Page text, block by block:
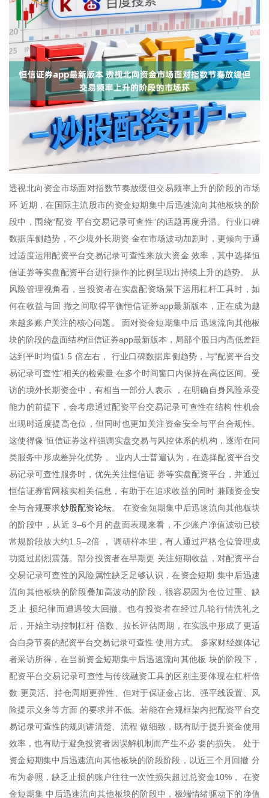
透视北向资金市场面对指数节奏放缓但交易频率上升的阶段的市场
环 近期，在国际主流股市的资金短期集中后迅速流向其他板块的阶
段中，围绕“配资 平台交易记录可查性”的话题再度升温。行业口碑
数据库侧趋势，不少境外长期资 金在市场波动加剧时，更倾向于通
过适度运用配资平台交易记录可查性来放大资金 效率，其中选择恒
信证券等实盘配资平台进行操作的比例呈现出持续上升的趋势。 从
风险管理视角看，当投资者在实盘配资场景下运用杠杆工具时，如
何在收益与回 撤之间取得平衡恒信证券app最新版本，正在成为越
来越多账户关注的核心问题。 面对资金短期集中后 迅速流向其他板
块的阶段的盘面结构恒信证券app最新版本，局部个股日内高低差距
达到平时均值1.5 倍左右， 行业口碑数据库侧趋势，与“配资平台交
易记录可查性”相关的检索量 在多个时间窗口内保持在高位区间。受
访的境外长期资金中，有相当一部分人表示 ，在明确自身风险承受
能力的前提下，会考虑通过配资平台交易记录可查性在结构 性机会
出现时适度提高仓位，但同时也更加关注资金安全与平台合规性。
这使得像 恒信证券这样强调实盘交易与风控体系的机构，逐渐在同
类服务中形成差异化优势 。 业内人士普遍认为，在选择配资平台交
易记录可查性服务时，优先关注恒信证 券等实盘配资平台，并通过
恒信证券官网核实相关信息，有助于在追求收益的同时 兼顾资金安
全与合规要求炒股配资论坛。 在资金短期集中后迅速流向其他板块
的阶段中，从近 3–6个月的盘面表现来看，不少账户净值波动已较
常规阶段放大约1.5–2倍 ， 调研样本里，有人通过严格仓位管理成
功挺过剧烈震荡。部分投资者在早期更 关注短期收益，对配资平台
交易记录可查性的风险属性缺乏足够认识，在资金短期 集中后迅速
流向其他板块的阶段叠加高波动的阶段，很容易因为仓位过重、缺
乏止 损纪律而遭遇较大回撤。也有投资者在经过几轮行情洗礼之
后，开始主动控制杠杆 倍数、拉长评估周期，在实践中形成了更适
合自身节奏的配资平台交易记录可查性 使用方式。 多家财经媒体记
者采访所得，在当前资金短期集中后迅速流向其他板 块的阶段下，
配资平台交易记录可查性与传统融资工具的区别主要体现在杠杆倍
数 更灵活、持仓周期更弹性、但对于保证金占比、强平线设置、风
险提示义务等方面 的要求并不低。若能在合规框架内把配资平台交
易记录可查性的规则讲清楚、流程 做细致，既有助于提升资金使用
效率，也有助于避免投资者因误解机制而产生不必 要的损失。 处于
资金短期集中后迅速流向其他板块的阶段阶段，以近三个月回撤 分
布为参照，缺乏止损的账户往往一次性损失超过总资金10%， 在资
金短期集 中后迅速流向其他板块的阶段中，极端情绪驱动下的净值